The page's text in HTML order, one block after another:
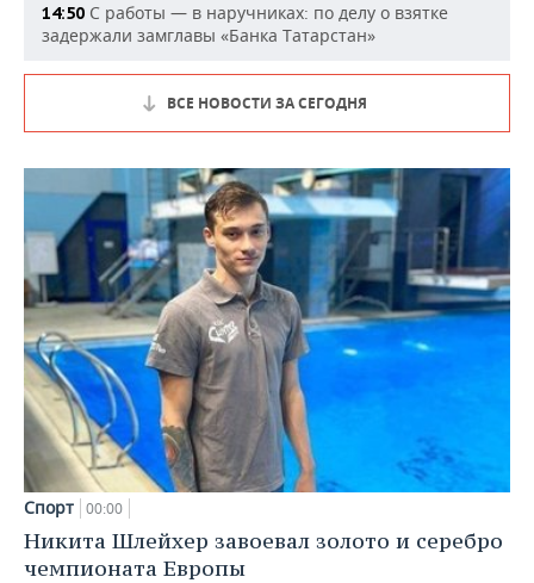
14:50 С работы — в наручниках: по делу о взятке
задержали замглавы «Банка Татарстан»
ВСЕ НОВОСТИ ЗА СЕГОДНЯ
Спорт 00:00
Никита Шлейхер завоевал золото и серебро
чемпионата Европы